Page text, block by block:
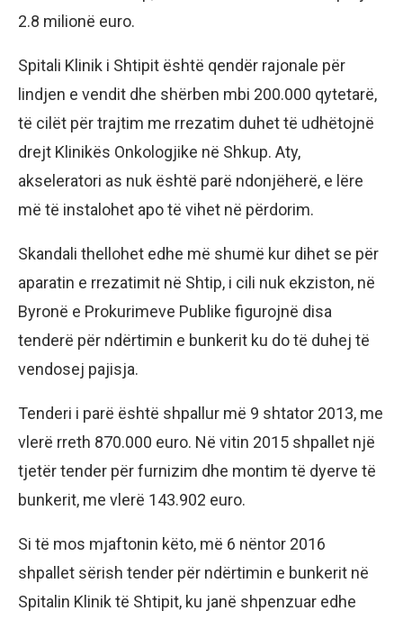
2.8 milionë euro.
Spitali Klinik i Shtipit është qendër rajonale për
lindjen e vendit dhe shërben mbi 200.000 qytetarë,
të cilët për trajtim me rrezatim duhet të udhëtojnë
drejt Klinikës Onkologjike në Shkup. Aty,
akseleratori as nuk është parë ndonjëherë, e lëre
më të instalohet apo të vihet në përdorim.
Skandali thellohet edhe më shumë kur dihet se për
aparatin e rrezatimit në Shtip, i cili nuk ekziston, në
Byronë e Prokurimeve Publike figurojnë disa
tenderë për ndërtimin e bunkerit ku do të duhej të
vendosej pajisja.
Tenderi i parë është shpallur më 9 shtator 2013, me
vlerë rreth 870.000 euro. Në vitin 2015 shpallet një
tjetër tender për furnizim dhe montim të dyerve të
bunkerit, me vlerë 143.902 euro.
Si të mos mjaftonin këto, më 6 nëntor 2016
shpallet sërish tender për ndërtimin e bunkerit në
Spitalin Klinik të Shtipit, ku janë shpenzuar edhe